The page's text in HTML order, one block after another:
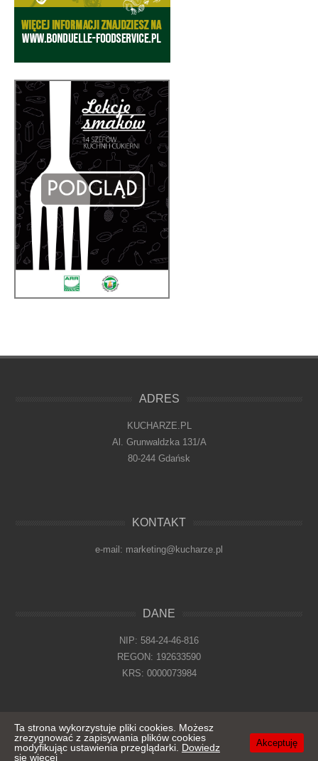
ADRES
KUCHARZE.PL
Al. Grunwaldzka 131/A
80-244 Gdańsk
KONTAKT
e-mail: marketing@kucharze.pl
DANE
NIP: 584-24-46-816
REGON: 192633590
KRS: 0000073984
© 2026KUCHARZE.PL
Ta strona wykorzystuje pliki cookies. Możesz
zrezygnować z zapisywania plików cookies
modyfikując ustawienia przeglądarki. Dowiedz
się więcej
Akceptuję